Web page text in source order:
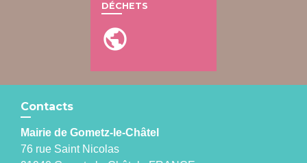
DÉCHETS
public
Contacts
Mairie de Gometz-le-Châtel
76 rue Saint Nicolas